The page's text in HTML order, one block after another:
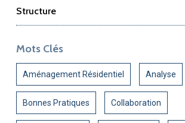
Structure
Mots Clés
Aménagement Résidentiel Analyse
Bonnes Pratiques Collaboration